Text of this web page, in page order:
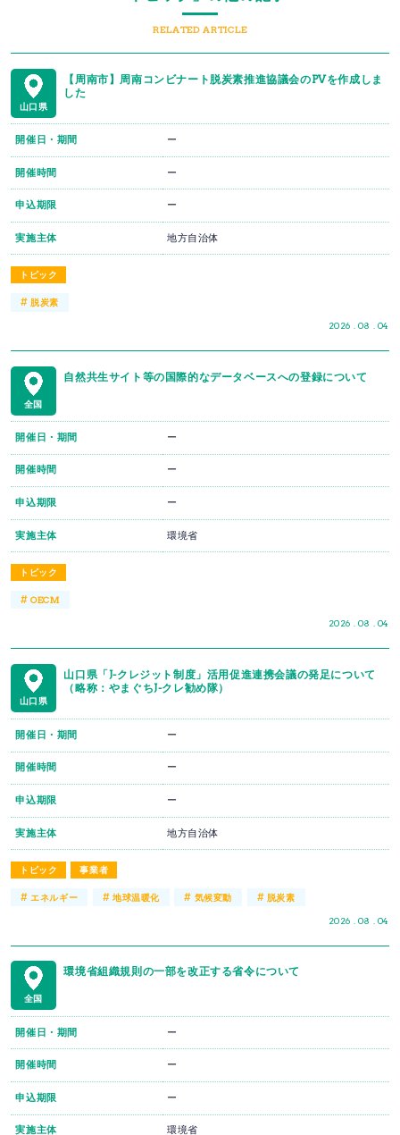
RELATED ARTICLE
山口県
【周南市】周南コンビナート脱炭素推進協議会のPVを作成しま
した
トピック
2026 . 08 . 04
開催日・期間 ー
開催時間 ー
申込期限 ー
実施主体 地方自治体
#脱炭素
全国
自然共生サイト等の国際的なデータベースへの登録について
トピック
2026 . 08 . 04
開催日・期間 ー
開催時間 ー
申込期限 ー
実施主体 環境省
#OECM
山口県
山口県「J-クレジット制度」活用促進連携会議の発足について
（略称：やまぐちJ-クレ勧め隊）
トピック 事業者
2026 . 08 . 04
開催日・期間 ー
開催時間 ー
申込期限 ー
実施主体 地方自治体
#エネルギー # 地球温暖化 # 気候変動 # 脱炭素
全国
環境省組織規則の一部を改正する省令について
開催日・期間 ー
開催時間 ー
申込期限 ー
実施主体 環境省